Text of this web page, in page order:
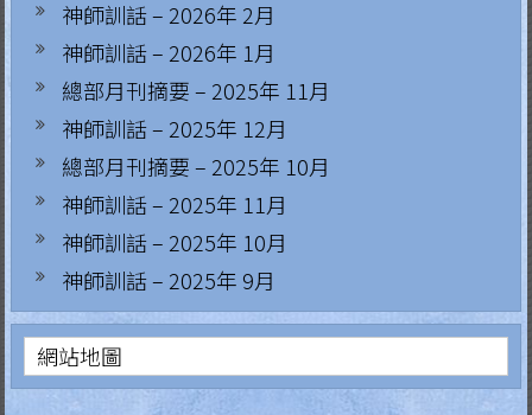
神師訓話 – 2026年 2月
神師訓話 – 2026年 1月
總部月刊摘要 – 2025年 11月
神師訓話 – 2025年 12月
總部月刊摘要 – 2025年 10月
神師訓話 – 2025年 11月
神師訓話 – 2025年 10月
神師訓話 – 2025年 9月
網站地圖